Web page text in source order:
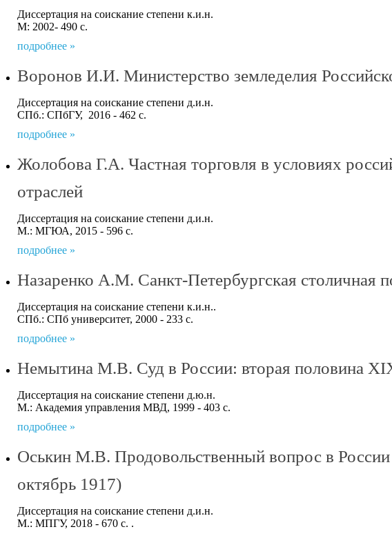
Диссертация на соискание степени к.и.н.
М: 2002- 490 с.
подробнее »
Воронов И.И. Министерство земледелия
Диссертация на соискание степени д.и.н.
СПб.: СПбГУ, 2016 - 462 с.
подробнее »
Жолобова Г.А. Частная торговля в условиях
отраслей
Диссертация на соискание степени д.и.н.
М.: МГЮА, 2015 - 596 с.
подробнее »
Назаренко А.М. Санкт-Петербургская столичная
Диссертация на соискание степени к.и.н..
СПб.: СПб университет, 2000 - 233 с.
подробнее »
Немытина М.В. Суд в России: вторая половина
Диссертация на соискание степени д.ю.н.
М.: Академия управления МВД, 1999 - 403 с.
подробнее »
Оськин М.В. Продовольственный вопрос в
октябрь 1917)
Диссертация на соискание степени д.и.н.
М.: МПГУ, 2018 - 670 с. .